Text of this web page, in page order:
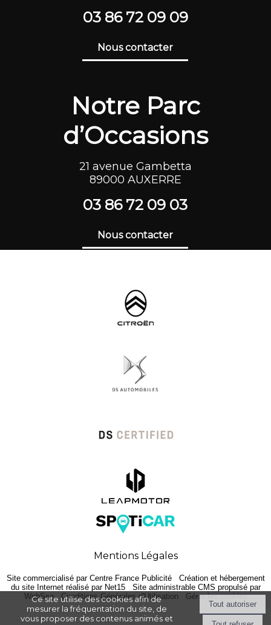
03 86 72 09 09
Nous contacter
Notre Parc
d’Occasions
21 avenue Gambetta
89000 AUXERRE
03 86 72 09 03
Nous contacter
Mentions Légales
Site commercialisé par Centre France Publicité- Création et hébergement
du site Internet réalisé par Net15- Site administrable CMS propulsé par
WebSee- Conditions Générales d'Utilisation Gérer les cookies
Ce site utilise des cookies afin de
mesurer la fréquentation du site, de
vous proposer des contenus animés et